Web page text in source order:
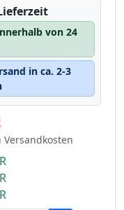
von 24
in ca. 2-3
Versandkosten